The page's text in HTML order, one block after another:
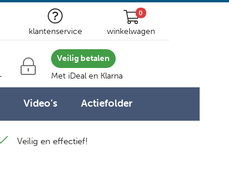
klantenservice
0
winkelwagen
Veilig betalen
Met iDeal en Klarna
Video’s Actiefolder
Veilig en effectief!